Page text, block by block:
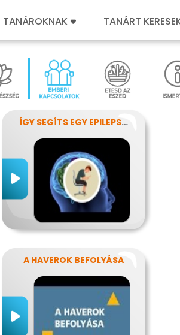
TANÁROKNAK TANÁRT
ÍGY SEGÍTS EGY EPILEPSZIÁSNAK
A HAVEROK BEFOLYÁSA